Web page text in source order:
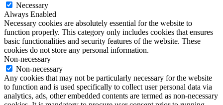
Necessary
Always Enabled
Necessary cookies are absolutely essential for the website to
function properly. This category only includes cookies that ensures
basic functionalities and security features of the website. These
cookies do not store any personal information.
Non-necessary
Non-necessary
Any cookies that may not be particularly necessary for the website
to function and is used specifically to collect user personal data via
analytics, ads, other embedded contents are termed as non-necessary